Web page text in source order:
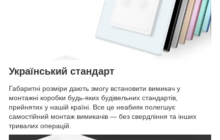
Український стандарт
Габаритні розміри дають змогу встановити вимикач у
монтажні коробки будь-яких будівельних стандартів,
прийнятих у нашій країні. Все це неабияк полегшує
самостійний монтаж вимикачів — без свердління та інших
тривалих операцій.